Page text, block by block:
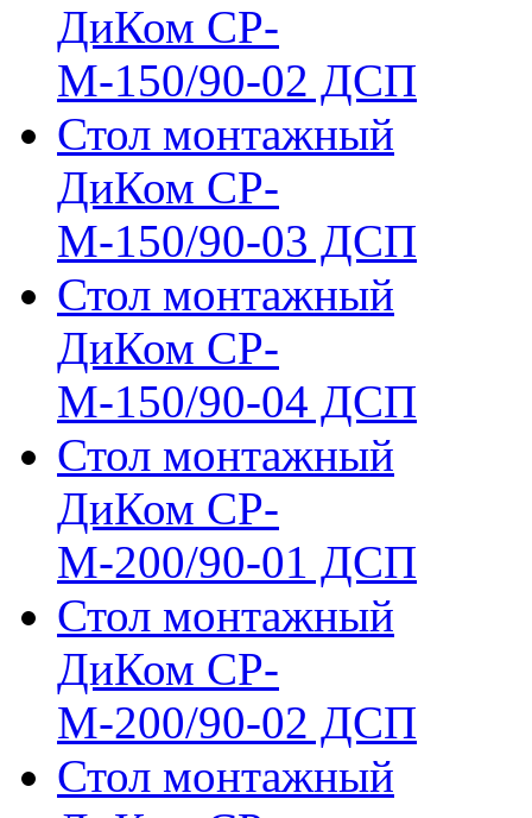
ДиКом СР-
М-150/90-02 ДСП
Стол монтажный
ДиКом СР-
М-150/90-03 ДСП
Стол монтажный
ДиКом СР-
М-150/90-04 ДСП
Стол монтажный
ДиКом СР-
М-200/90-01 ДСП
Стол монтажный
ДиКом СР-
М-200/90-02 ДСП
Стол монтажный